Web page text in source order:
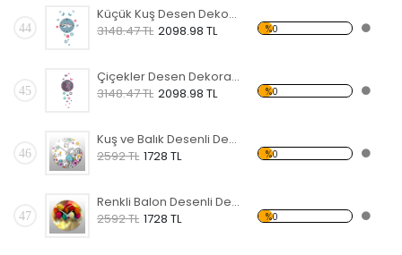
44
Küçük Kuş Desen Dekoratif Saat
3148.47 TL 2098.98 TL %0
45
Çiçekler Desen Dekoratif Saat
3148.47 TL 2098.98 TL %0
46
Kuş ve Balık Desenli Dekoratif Duvar Saati
2592 TL 1728 TL %0
47
Renkli Balon Desenli Dekoratif Duvar Saati
2592 TL 1728 TL %0